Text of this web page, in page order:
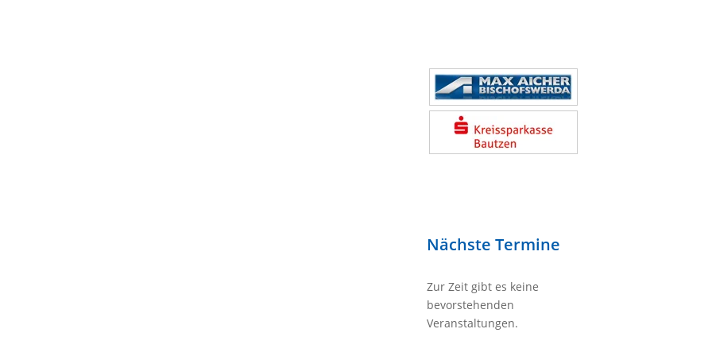
Nächste Termine
Zur Zeit gibt es keine
bevorstehenden
Veranstaltungen.